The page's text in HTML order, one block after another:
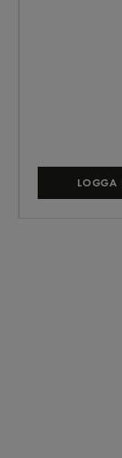
LOGGA